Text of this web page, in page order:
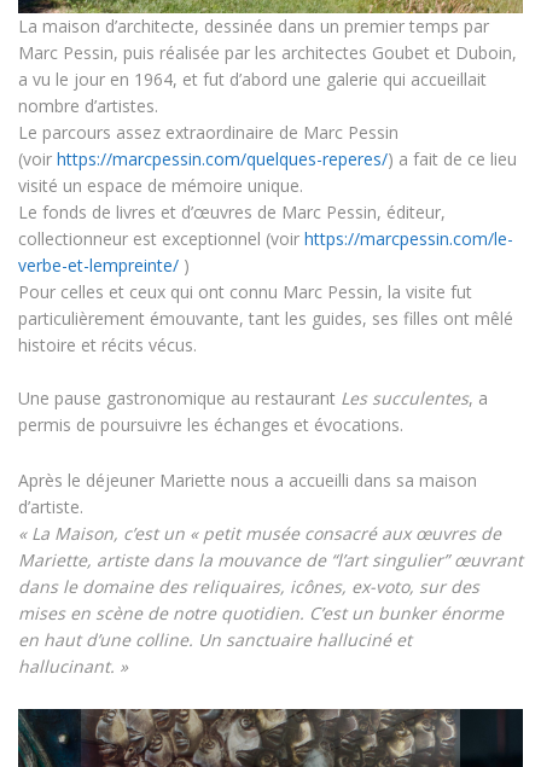
La maison d’architecte, dessinée dans un premier temps par
Marc Pessin, puis réalisée par les architectes Goubet et Duboin,
a vu le jour en 1964, et fut d’abord une galerie qui accueillait
nombre d’artistes.
Le parcours assez extraordinaire de Marc Pessin
(voir https://marcpessin.com/quelques-reperes/) a fait de ce lieu
visité un espace de mémoire unique.
Le fonds de livres et d’œuvres de Marc Pessin, éditeur,
collectionneur est exceptionnel (voir https://marcpessin.com/le-
verbe-et-lempreinte/ )
Pour celles et ceux qui ont connu Marc Pessin, la visite fut
particulièrement émouvante, tant les guides, ses filles ont mêlé
histoire et récits vécus.
Une pause gastronomique au restaurant Les succulentes, a
permis de poursuivre les échanges et évocations.
Après le déjeuner Mariette nous a accueilli dans sa maison
d’artiste.
« La Maison, c’est un « petit musée consacré aux œuvres de
Mariette, artiste dans la mouvance de “l’art singulier” œuvrant
dans le domaine des reliquaires, icônes, ex-voto, sur des
mises en scène de notre quotidien. C’est un bunker énorme
en haut d’une colline. Un sanctuaire halluciné et
hallucinant. »